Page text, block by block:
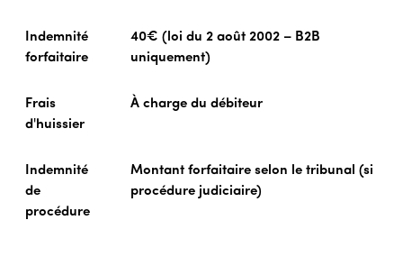
Indemnité
forfaitaire
40€ (loi du 2 août 2002 – B2B
uniquement)
Frais
d'huissier
À charge du débiteur
Indemnité
de
procédure
Montant forfaitaire selon le tribunal (si
procédure judiciaire)